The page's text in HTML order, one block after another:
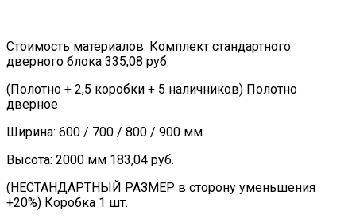
Стоимость материалов: Комплект стандартного
дверного блока 335,08 руб.
(Полотно + 2,5 коробки + 5 наличников) Полотно
дверное
Ширина: 600 / 700 / 800 / 900 мм
Высота: 2000 мм 183,04 руб.
(НЕСТАНДАРТНЫЙ РАЗМЕР в сторону уменьшения
+20%) Коробка 1 шт.